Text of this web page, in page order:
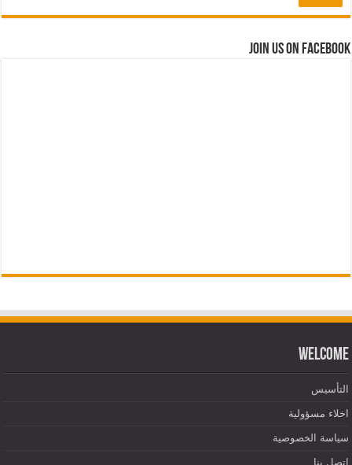
Join us on Facebook
Welcome
التأسيس
اخلاء مسؤولية
سياسة الخصوصية
اتصل بنا